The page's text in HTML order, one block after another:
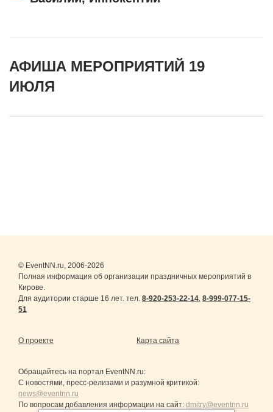
АФИША МЕРОПРИЯТИЙ 19
ИЮЛЯ
© EventNN.ru, 2006-2026
Полная информация об организации праздничных мероприятий в
Кирове.
Для аудитории старше 16 лет. тел. 8-920-253-22-14, 8-999-077-15-
51
О проекте Карта сайта
Обращайтесь на портал EventNN.ru:
С новостями, пресс-релизами и разумной критикой:
news@eventnn.ru
По вопросам добавления информации на сайт: dmitry@eventnn.ru